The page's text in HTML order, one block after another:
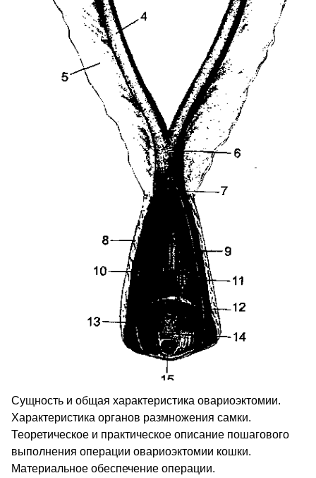
Сущность и общая характеристика овариоэктомии.
Характеристика органов размножения самки.
Теоретическое и практическое описание пошагового
выполнения операции овариоэктомии кошки.
Материальное обеспечение операции.